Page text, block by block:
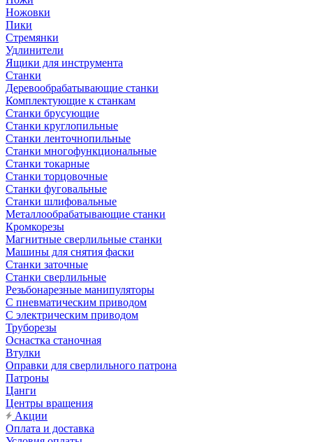
Ножовки
Пики
Стремянки
Удлинители
Ящики для инструмента
Станки
Деревообрабатывающие станки
Комплектующие к станкам
Станки брусующие
Станки круглопильные
Станки ленточнопильные
Станки многофункциональные
Станки токарные
Станки торцовочные
Станки фуговальные
Станки шлифовальные
Металлообрабатывающие станки
Кромкорезы
Магнитные сверлильные станки
Машины для снятия фаски
Станки заточные
Станки сверлильные
Резьбонарезные манипуляторы
С пневматическим приводом
С электрическим приводом
Труборезы
Оснастка станочная
Втулки
Оправки для сверлильного патрона
Патроны
Цанги
Центры вращения
Акции
Оплата и доставка